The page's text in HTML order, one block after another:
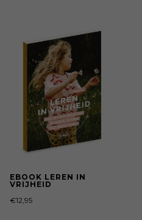
EBOOK LEREN IN
VRIJHEID
€12,95